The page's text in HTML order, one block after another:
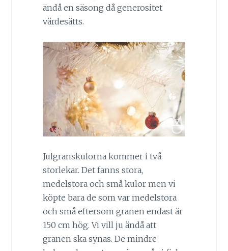
ändå en säsong då generositet
värdesätts.
Julgranskulorna kommer i två
storlekar. Det fanns stora,
medelstora och små kulor men vi
köpte bara de som var medelstora
och små eftersom granen endast är
150 cm hög. Vi vill ju ändå att
granen ska synas. De mindre